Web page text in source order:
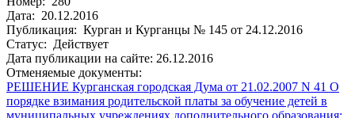
Дата: 20.12.2016
Публикация: Курган и Курганцы № 145 от 24.12.2016
Статус: Действует
Дата публикации на сайте: 26.12.2016
Отменяемые документы:
РЕШЕНИЕ Курганская городская Дума от 21.02.2007 N 41 О
порядке взимания родительской платы за обучение детей в
муниципальных учреждениях дополнительного образования: